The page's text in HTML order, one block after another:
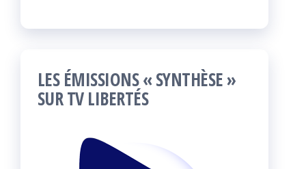
LES ÉMISSIONS « SYNTHÈSE »
SUR TV LIBERTÉS